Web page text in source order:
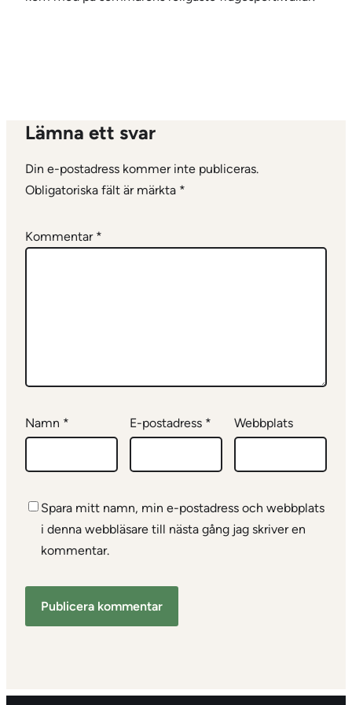
Lämna ett svar
Din e-postadress kommer inte publiceras.
Obligatoriska fält är märkta *
Kommentar *
Namn * E-postadress * Webbplats
Spara mitt namn, min e-postadress och webbplats
i denna webbläsare till nästa gång jag skriver en
kommentar.